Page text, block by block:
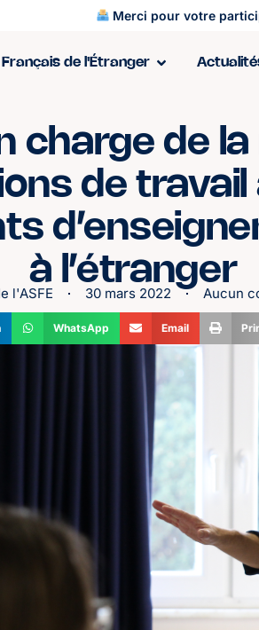
Merci pour votre
Français de l'Étranger
charge de
de travail
à l’étranger
l'ASFE 30 mars 2022 Aucun
WhatsApp Email